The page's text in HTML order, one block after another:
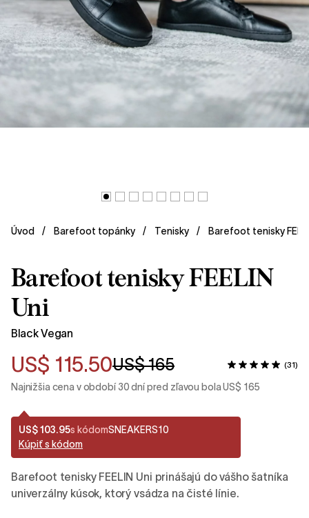
Úvod Barefoot topánky Tenisky Barefoot tenisky
Barefoot tenisky FEELIN
Uni
Black Vegan
US$ 115.50US$ 165 (31)
Najnižšia cena v období 30 dní pred zľavou bola US$ 165
US$ 103.95s kódomSNEAKERS10
Kúpiť s kódom
Barefoot tenisky FEELIN Uni prinášajú do vášho šatníka
univerzálny kúsok, ktorý vsádza na čisté línie.